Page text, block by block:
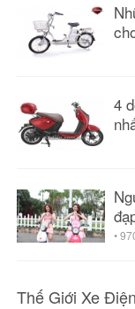
4
•
Thế Giới Xe